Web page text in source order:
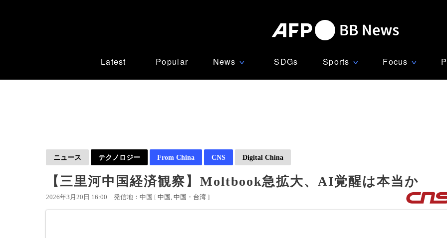
Latest Popular News ∨ SDGs Sports ∨ Focus ∨
ニュース テクノロジー From China CNS Digital China
【三里河中国経済観察】Moltbook急拡大、AI覚醒は本当か
2026年3月20日 16:00 発信地：中国 [ 中国 中国・台湾 ]